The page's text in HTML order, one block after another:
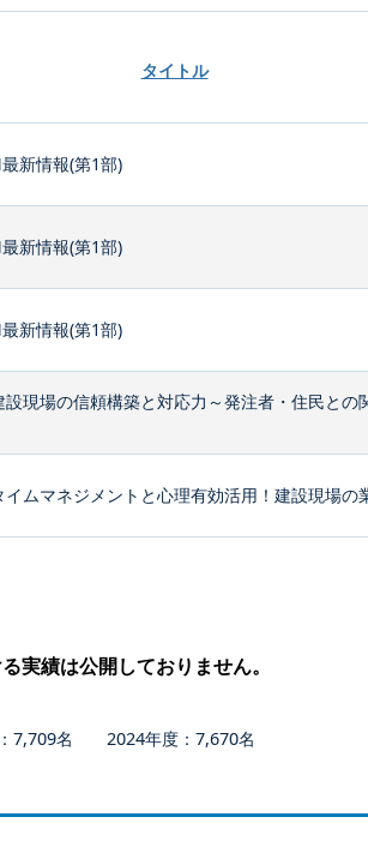
タイトル
新情報(第1部)
新情報(第1部)
新情報(第1部)
設現場の信頼構築と対応力～発注者・住民と
イムマネジメントと心理有効活用！建設現場の
実績は公開しておりません。
名 2024年度：7,670名